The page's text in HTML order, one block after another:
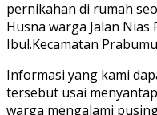
pernikahan di rumah
Husna warga Jalan
Ibul.Kecamatan
Informasi yang kami
tersebut usai
warga mengalami